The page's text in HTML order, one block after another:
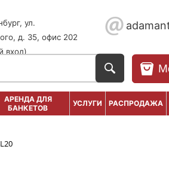
ул.
д. 35, офис 202
вход)
АРЕНДА ДЛЯ
БАНКЕТОВ
УСЛУГИ РАСПРОДАЖА